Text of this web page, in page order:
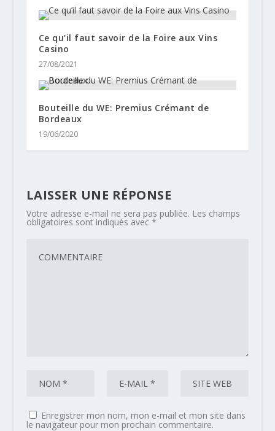
Ce qu’il faut savoir de la Foire aux Vins
Casino
27/08/2021
Bouteille du WE: Premius Crémant de
Bordeaux
19/06/2020
LAISSER UNE RÉPONSE
Votre adresse e-mail ne sera pas publiée. Les champs
obligatoires sont indiqués avec *
Enregistrer mon nom, mon e-mail et mon site dans
le navigateur pour mon prochain commentaire.